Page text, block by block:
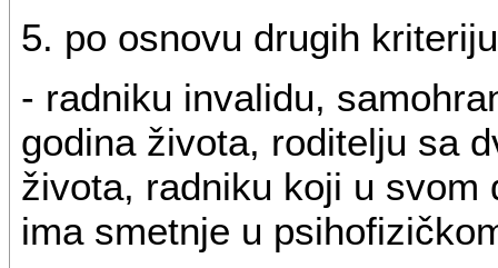
5. po osnovu drugih
- radniku invalidu,
godina života, roditelju sa
života, radniku koji u svom
ima smetnje u